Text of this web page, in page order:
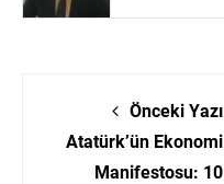
Önceki Yazı
Atatürk’ün Ekonomi
Manifestosu: 10